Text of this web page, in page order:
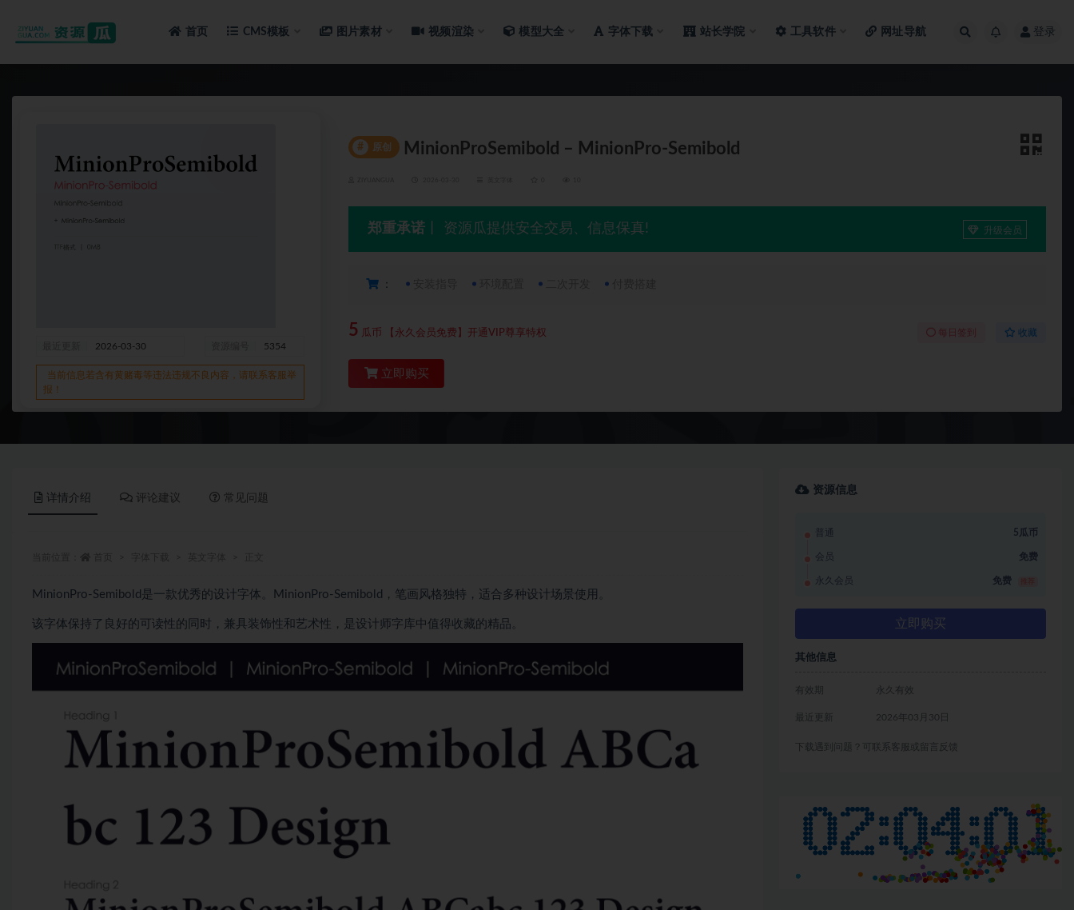
首页 CMS模板 图片素材 视频渲染 模型大全 字体下载 站长学院 工具软件 网址导航 登录
2026-03-30 5354
当前信息若含有黄赌毒等违法违规不良内容，请联系客服举
报！
# 原创 MinionProSemibold – MinionPro-Semibold
郑重承诺 丨 资源瓜提供安全交易、信息保真! 升级会员
：
5 瓜币 【永久会员免费】开通VIP尊享特权 每日签到 收藏
立即购买
详情介绍 评论建议 常见问题
MinionPro-Semibold是一款优秀的设计字体。MinionPro-Semibold，笔画风格独特，适合多种设计场景使用。
该字体保持了良好的可读性的同时，兼具装饰性和艺术性，是设计师字库中值得收藏的精品。
资源信息
普通 5瓜币
会员 免费
永久会员 免费
立即购买
其他信息
有效期 永久有效
最近更新 2026年03月30日
下载遇到问题？可联系客服或留言反馈